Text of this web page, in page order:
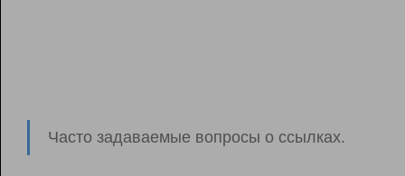
Часто задаваемые вопросы о ссылках.